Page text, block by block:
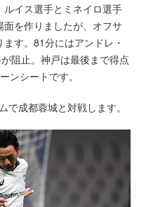
イス選手とミネイロ選手
を作りましたが、オフサ
す。81分にはアンドレ・
阻止。神戸は最後まで得点
ンシートです。
成都蓉城と対戦します。